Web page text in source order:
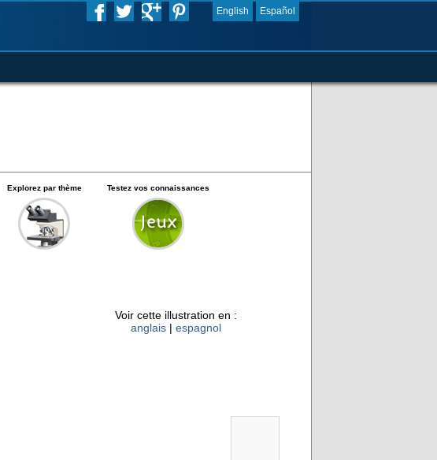
English Español
Explorez par thème Testez vos connaissances
Voir cette illustration en :
anglais | espagnol